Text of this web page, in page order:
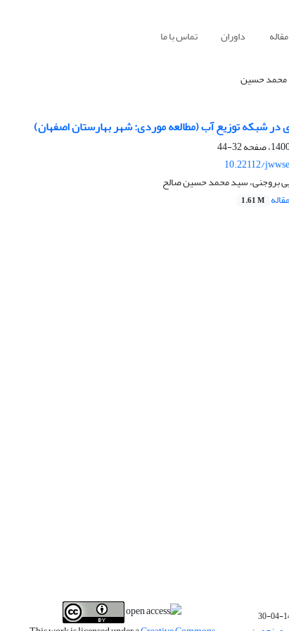
داوران تماس با ما
محمد حسین
در شبکه توزیع آب (مطالعه موردی: شهر بهارستان اصفهان)
32-44
10.22112/
بروجنی، سید محمد حسین صالح
1.61 M